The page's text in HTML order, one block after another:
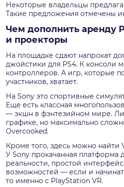
Некоторые владельцы
Такие предложения отмечены
Чем дополнить аренду
и проекторы
На площадке сдают напрокат
джойстики для PS4. К консоли
контроллеров. А игр, которые
участников, хватает.
На Sony это спортивные
Еще есть классная
— экшн в фэнтезийном мире.
графике, но максимально
Overcooked.
Кроме того, здесь можно найти
У Sony прокачанная платформа
реальности, простой
возможностей — если и
то именно с PlayStation VR.